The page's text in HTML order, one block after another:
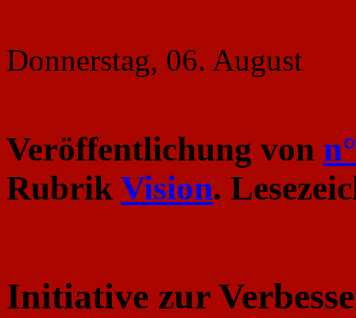
Donnerstag, 06. August
Veröffentlichung von n°
Rubrik Vision.
Initiative zur